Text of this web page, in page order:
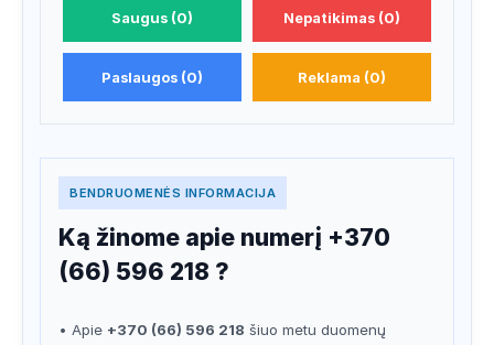
Saugus (0) Nepatikimas (0)
Paslaugos (0) Reklama (0)
BENDRUOMENĖS INFORMACIJA
Ką žinome apie numerį +370
(66) 596 218 ?
• Apie +370 (66) 596 218 šiuo metu duomenų